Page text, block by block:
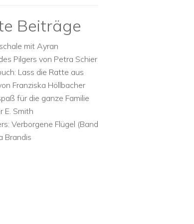
Beiträge
mit Ayran
Pilgers von Petra Schier
Lass die Ratte aus
Franziska Höllbacher
für die ganze Familie
E. Smith
Verborgene Flügel (Band
Brandis